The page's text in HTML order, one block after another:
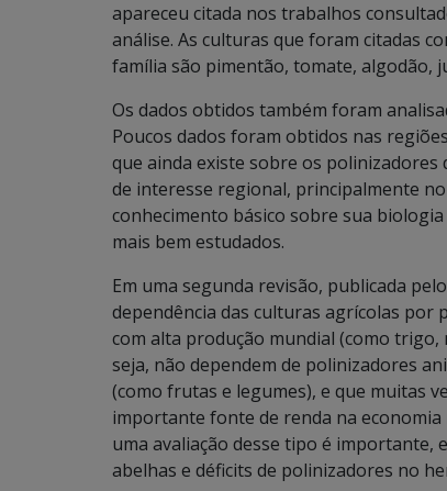
apareceu citada nos trabalhos
análise. As culturas que foram citadas
família são pimentão, tomate, algodão,
Os dados obtidos também foram
Poucos dados foram obtidos nas
que ainda existe sobre os
de interesse regional, principalmente
conhecimento básico sobre sua
mais bem estudados.
Em uma segunda revisão, publicada
dependência das culturas agrícolas por
com alta produção mundial (como
seja, não dependem de polinizadores
(como frutas e legumes), e que muitas
importante fonte de renda na
uma avaliação desse tipo é importante,
abelhas e déficits de polinizadores no